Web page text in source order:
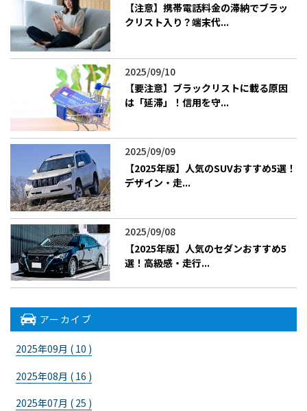
【注意】携帯電話料金の滞納でブラッ
クリスト入り？端末代...
2025/09/10
【要注意】ブラックリストに載る原因
は「延滞」！信用を守...
2025/09/09
【2025年版】人気のSUVおすすめ5選！
デザイン・走...
2025/09/08
【2025年版】人気のセダンおすすめ5
選！高級感・走行...
アーカイブ
2025年09月 ( 10 )
2025年08月 ( 16 )
2025年07月 ( 25 )